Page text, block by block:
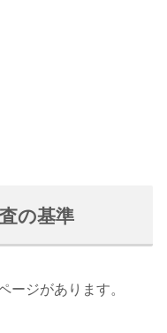
の基準
ージがあります。